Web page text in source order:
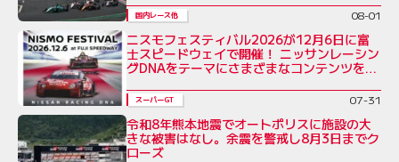
国内レース他 08-01
ニスモフェスティバル2026が12月6日に富
士スピードウェイで開催！ ニッサンレーシン
グDNAをテーマにさまざまなコンテンツを展
スーパーGT 07-31
令和8年熊本地震でオートポリスに施設の大
きな被害はなし。余震を警戒し8月3日までク
ローズ